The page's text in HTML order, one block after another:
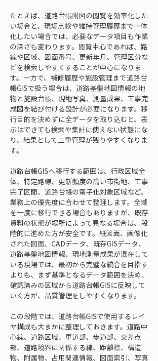
たとえば、道路台帳附図の閲覧を効率化した
い場合と、現場点検や維持管理履歴まで一体
化したい場合では、必要なデータ項目も作業
の深さも変わります。閲覧中心であれば、路
線や区域、図面番号、更新年月、管理区分な
どを検索しやすくすることが中心になりま
す。一方で、補修履歴や施設管理まで道路台
帳GISで扱う場合は、道路基盤地図情報の地
物と施設台帳、現地写真、測量成果、工事完
成図を結び付ける設計が必要になります。移
行目的を決めずに全データを取り込むと、表
示はできても検索や集計に使えない状態にな
り、結果として二重管理が残りやすくなりま
す。
道路台帳GISへ移行する範囲は、行政区域全
体、特定路線、更新頻度の高い市街地、工事
完了区間、道路台帳の電子化対象区域など、
業務上の優先度に合わせて整理します。全域
を一度に移行できる場合もありますが、既存
資料の状態が場所によって異なる場合は、段
階的に進めた方が安全です。紙図面、画像化
された図面、CADデータ、既存GISデータ、
道路基盤地図情報、現地測量成果が混在して
いる現場では、最初から完璧な統合を目指す
よりも、まず基準となるデータ範囲を決め、
確認済みの区域から道路台帳GISに反映して
いく方が、品質管理をしやすくなります。
この段階では、道路台帳GISで使用するレイ
ヤ構成も大まかに整理しておきます。道路中
心線、道路区域、車道部、歩道部、交差点
部、道路境界に関係する線、距離標、構造
物、附属物、占用関連情報、図面索引、写真